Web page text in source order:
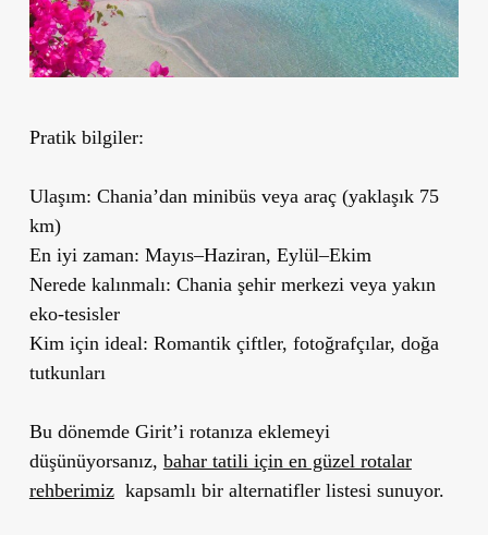
Pratik bilgiler:
Ulaşım: Chania’dan minibüs veya araç (yaklaşık 75
km)
En iyi zaman: Mayıs–Haziran, Eylül–Ekim
Nerede kalınmalı: Chania şehir merkezi veya yakın
eko-tesisler
Kim için ideal: Romantik çiftler, fotoğrafçılar, doğa
tutkunları
Bu dönemde Girit’i rotanıza eklemeyi
düşünüyorsanız, bahar tatili için en güzel rotalar
rehberimizkapsamlı bir alternatifler listesi sunuyor.